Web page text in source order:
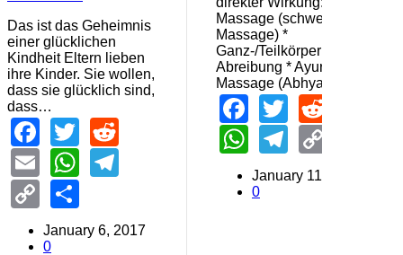
Das ist das Geheimnis
einer glücklichen
Kindheit Eltern lieben
ihre Kinder. Sie wollen,
dass sie glücklich sind,
dass…
Facebook
Twitter
EmailWhatsApp
Telegram
Copy
Link
January 6, 2017
0
Massage (schwedische
Massage) *
Ganz-/Teilkörpermassage *
Abreibung * Ayurveda-
Massage (Abhyanga)…
Facebook
Twitter
WhatsApp
January 11, 2016
0